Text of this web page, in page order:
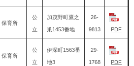
保育所
公
立
加茂野町鷹之
巣1453番地
26-
9813 PDF
保育所
公
立
伊深町1563番
地3
29-
1768 PDF